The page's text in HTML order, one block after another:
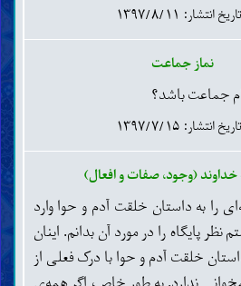
مالی)
و حواله
شرکت و صلح
تاریخ انتشار: ۱۳۹۷/۸/۱۱
نماز جماعت
جماعت باشد؟
تاریخ انتشار: ۱۳۹۷/۷/۱۵
(وجود، صفات و افعال)
را به داستان خلقت آدم و حوا وارد
پایگاه را در مورد آن بدانم. اینان
خلقت آدم و حوا با درک فعلی از